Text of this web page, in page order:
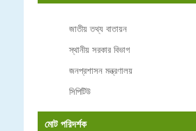
জাতীয় তথ্য বাতায়ন
স্থানীয় সরকার বিভাগ
জনপ্রশাসন মন্ত্রণালয়
সিপিটিউ
মোট পরিদর্শক